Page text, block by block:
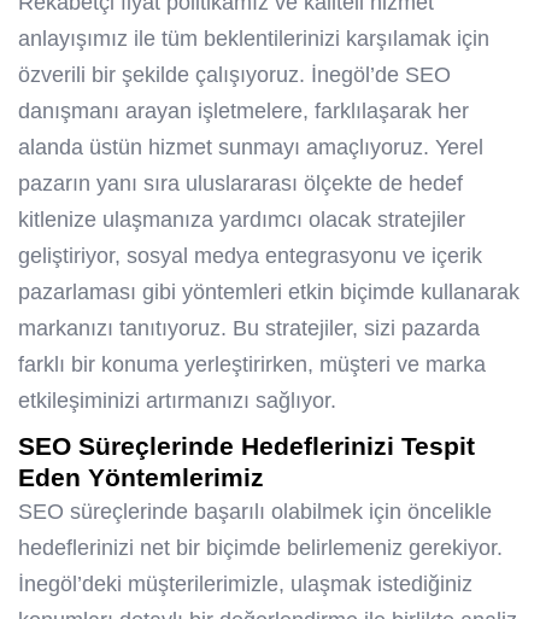
anlayışımız ile tüm beklentilerinizi karşılamak için
özverili bir şekilde çalışıyoruz. İnegöl’de SEO
danışmanı arayan işletmelere, farklılaşarak her
alanda üstün hizmet sunmayı amaçlıyoruz. Yerel
pazarın yanı sıra uluslararası ölçekte de hedef
kitlenize ulaşmanıza yardımcı olacak stratejiler
geliştiriyor, sosyal medya entegrasyonu ve içerik
pazarlaması gibi yöntemleri etkin biçimde kullanarak
markanızı tanıtıyoruz. Bu stratejiler, sizi pazarda
farklı bir konuma yerleştirirken, müşteri ve marka
etkileşiminizi artırmanızı sağlıyor.
SEO Süreçlerinde Hedeflerinizi Tespit
Eden Yöntemlerimiz
SEO süreçlerinde başarılı olabilmek için öncelikle
hedeflerinizi net bir biçimde belirlemeniz gerekiyor.
İnegöl’deki müşterilerimizle, ulaşmak istediğiniz